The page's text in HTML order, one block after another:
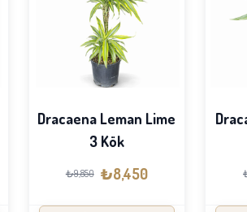
Dracaena Leman Lime
3 Kök
₺9,850 ₺8,450